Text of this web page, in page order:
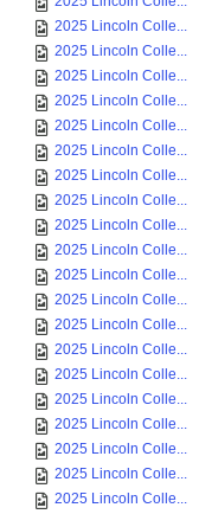
2025 Lincoln Colle...
2025 Lincoln Colle...
2025 Lincoln Colle...
2025 Lincoln Colle...
2025 Lincoln Colle...
2025 Lincoln Colle...
2025 Lincoln Colle...
2025 Lincoln Colle...
2025 Lincoln Colle...
2025 Lincoln Colle...
2025 Lincoln Colle...
2025 Lincoln Colle...
2025 Lincoln Colle...
2025 Lincoln Colle...
2025 Lincoln Colle...
2025 Lincoln Colle...
2025 Lincoln Colle...
2025 Lincoln Colle...
2025 Lincoln Colle...
2025 Lincoln Colle...